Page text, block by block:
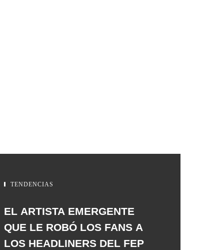
TENDENCIAS
EL ARTISTA EMERGENTE
QUE LE ROBÓ LOS FANS A
LOS HEADLINERS DEL FEP